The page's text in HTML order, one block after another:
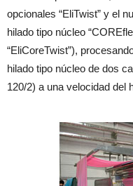
opcionales “EliTwist” y el
hilado tipo núcleo
“EliCoreTwist”),
hilado tipo núcleo de dos
120/2) a una velocidad del